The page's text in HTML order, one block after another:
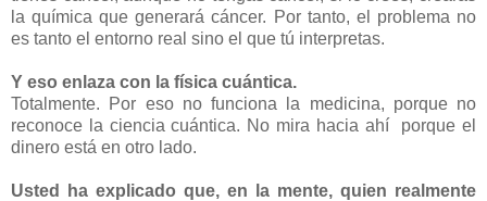
la química que generará cáncer. Por tanto, el problema no
es tanto el entorno real sino el que tú interpretas.
Y eso enlaza con la física cuántica.
Totalmente. Por eso no funciona la medicina, porque no
reconoce la ciencia cuántica. No mira hacia ahí porque el
dinero está en otro lado.
Usted ha explicado que, en la mente, quien realmente